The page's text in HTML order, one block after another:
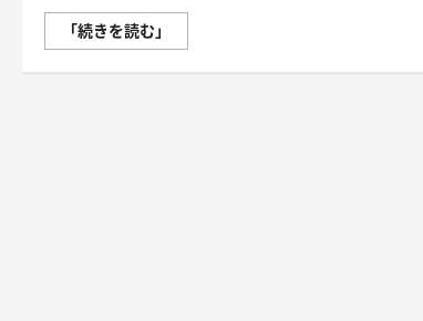
「続きを読む」
気
ッ